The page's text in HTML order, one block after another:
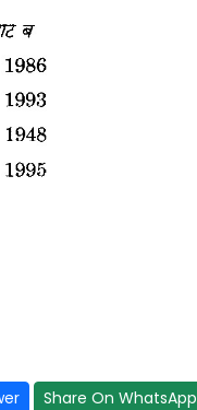
Share On WhatsApp